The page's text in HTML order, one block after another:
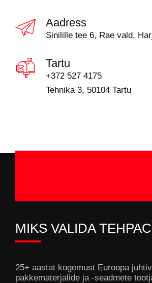
Aadress
Sinilille tee 6, Rae vald,
Tartu
+372 527 4175
Tehnika 3, 50104 Tartu
MIKS VALIDA
25+ aastat kogemust Euroopa
pakkematerjalide ja -seadmete